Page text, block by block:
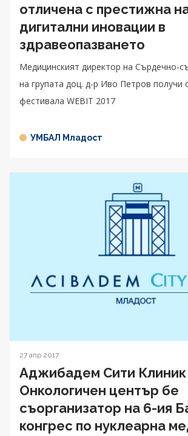
отличена с престижна
дигитални иновации в
здравеопазването
Медицинският директор на Сърдечно-
на групата доц. д-р Иво Петров получи
фестивала WEBIT 2017
УМБАЛ Младост
27 апр 2017
Аджибадем Сити Клиник
Онкологичен център бе
съорганизатор на 6-ия
конгрес по нуклеарна